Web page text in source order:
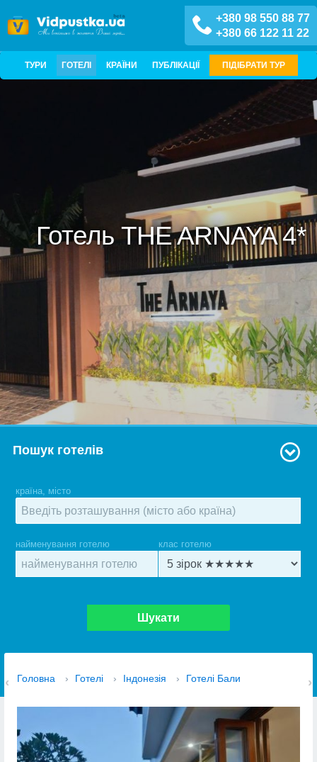
+380 98 550 88 77
+380 66 122 11 22
ТУРИ ГОТЕЛІ КРАЇНИ ПУБЛІКАЦІЇ ПІДІБРАТИ ТУР
Готель THE ARNAYA 4*
Пошук готелів
країна, місто
найменування готелю клас готелю
Шукати
Головна › Готелі › Індонезія › Готелі Бали